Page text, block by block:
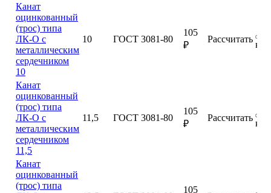
Канат
оцинкованный
(трос) типа
ЛК-О с
металлическим
сердечником
10
10 ГОСТ 3081-80
105
₽
Рассчитать
Канат
оцинкованный
(трос) типа
ЛК-О с
металлическим
сердечником
11,5
11,5 ГОСТ 3081-80
105
₽
Рассчитать
Канат
оцинкованный
(трос) типа
105